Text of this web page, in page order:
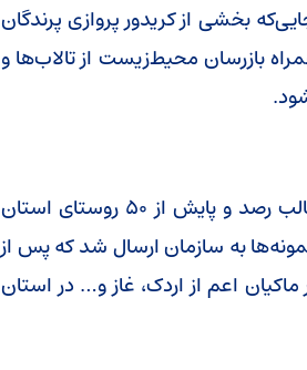
بخشی از کریدور پروازی پرندگان
بازرسان محیط‌زیست از تالاب‌ها و
این مقام مسئول با اشاره به اینکه در ۶ ماهه سال‌جاری در قالب رصد و پایش از ۵۰ روستای استان
کرد: نمونه‌ها به سازمان ارسال شد که پس از
اعم از اردک، غاز و… در استان